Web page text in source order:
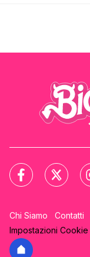
Chi Siamo Contatti
Impostazioni Cookie